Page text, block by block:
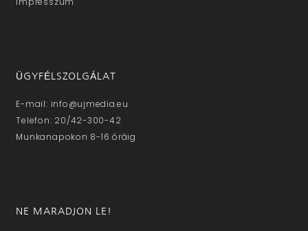
ÜGYFÉLSZOLGÁLAT
E-mail: info@ujmedia.eu
Telefon: 20/42-300-42
Munkanapokon 8-16 óráig
NE MARADJON LE!